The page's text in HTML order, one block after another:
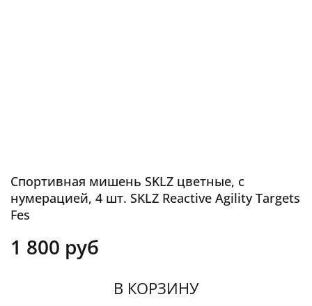
Спортивная мишень SKLZ цветные, с
нумерацией, 4 шт. SKLZ Reactive Agility Targets
Fes
1 800 руб
В КОРЗИНУ